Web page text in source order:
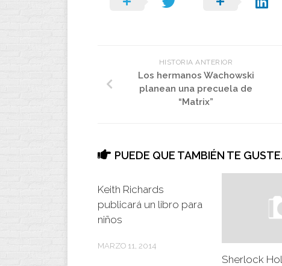
HISTORIA ANTERIOR
Los hermanos Wachowski
planean una precuela de
“Matrix”
PUEDE QUE TAMBIÉN TE
Keith Richards
publicará un libro para
niños
MARZO 11, 2014
Sherlock